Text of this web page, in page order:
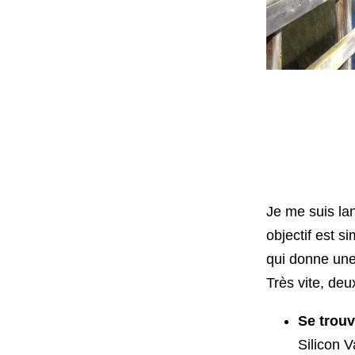
Je me suis
objectif est
qui donne
Très vite,
Se
Silicon